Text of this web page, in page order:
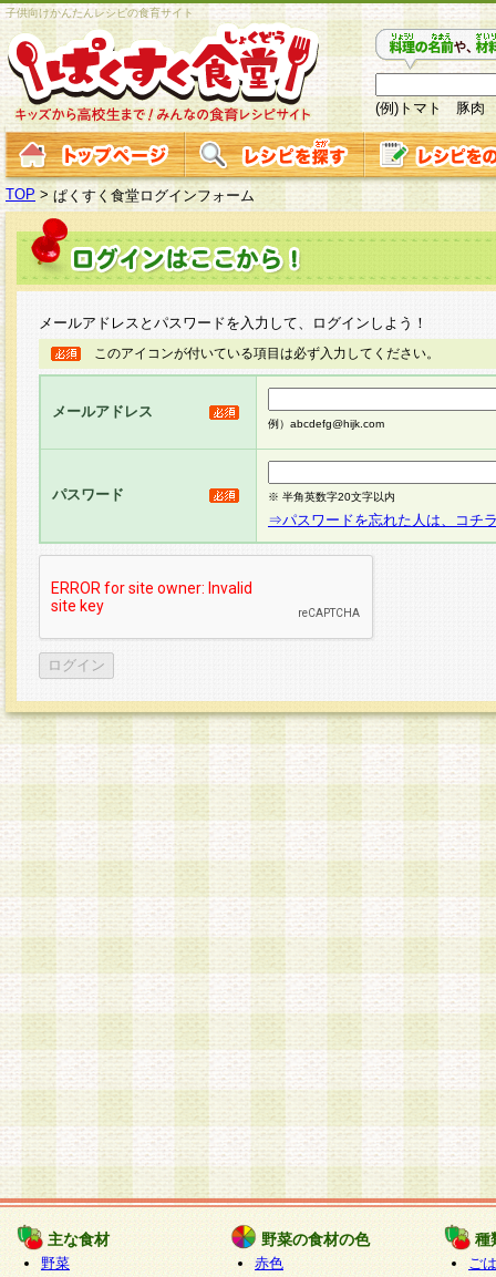
子供向けかんたんレシピの食育サイト
(例)トマト 豚肉
TOP > ぱくすく食堂ログインフォーム
メールアドレスとパスワードを入力して、ログインしよう！
このアイコンが付いている項目は必ず入力してください。
メールアドレス
例）abcdefg@hijk.com
パスワード ※ 半角英数字20文字以内
⇒パスワードを忘れた人は、コチ
主な食材
野菜
野菜の食材の色
赤色
種
ご